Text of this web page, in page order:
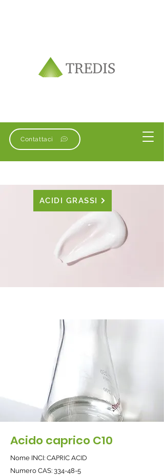
Contattaci
ACIDI GRASSI
Acido caprico C10
Nome INCI: CAPRIC ACID
Numero CAS: 334-48-5